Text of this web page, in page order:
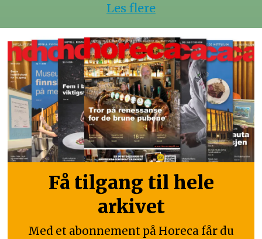
Les flere
Få tilgang til hele
arkivet
Med et abonnement på Horeca får du